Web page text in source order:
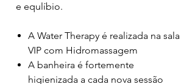
e equlíbio.
A Water Therapy é realizada na sala
VIP com Hidromassagem
A banheira é fortemente
higienizada a cada nova sessão